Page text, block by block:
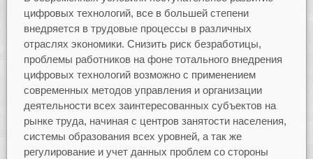
цифровых технологий, все в большей степени
внедряется в трудовые процессы в различных
отраслях экономики. Снизить риск безработицы,
проблемы работников на фоне тотального внедрения
цифровых технологий возможно с применением
современных методов управления и организации
деятельности всех заинтересованных субъектов на
рынке труда, начиная с центров занятости населения,
системы образования всех уровней, а так же
регулирование и учет данных проблем со стороны